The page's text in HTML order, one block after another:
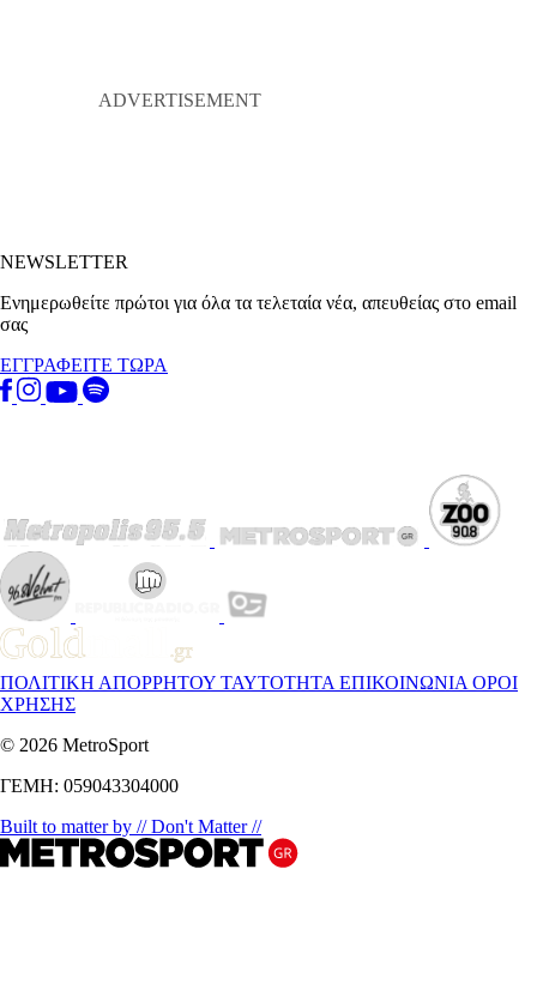
NEWSLETTER
Ενημερωθείτε πρώτοι για όλα τα τελεταία νέα, απευθείας στο email
σας
ΕΓΓΡΑΦΕΙΤΕ ΤΩΡΑ
ΠΟΛΙΤΙΚΗ ΑΠΟΡΡΗΤΟΥ ΤΑΥΤΟΤΗΤΑ ΕΠΙΚΟΙΝΩΝΙΑ ΟΡΟΙ
ΧΡΗΣΗΣ
© 2026 MetroSport
ΓΕΜΗ: 059043304000
Built to matter by // Don't Matter //